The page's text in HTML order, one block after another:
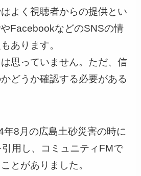
よく視聴者からの提供とい
FacebookなどのSNSの情
あります。
思っていません。ただ、信
どうか確認する必要がある
年8月の広島土砂災害の時に
用し、コミュニティFMで
とがありました。